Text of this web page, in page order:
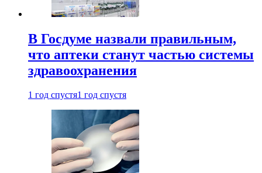
В Госдуме назвали правильным,
что аптеки станут частью системы
здравоохранения
1 год спустя1 год спустя